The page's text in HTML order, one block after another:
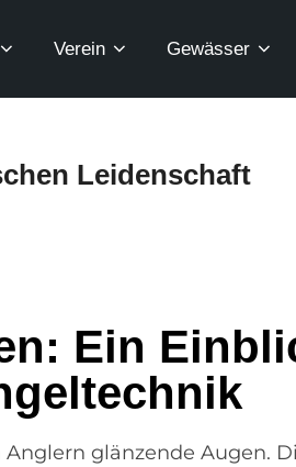
Verein Gewässer
Leidenschaft
Ein
glänzende Augen.